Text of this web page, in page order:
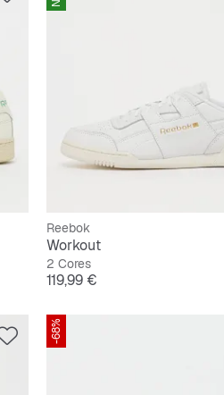
Reebok
Workout
2 Cores
Preço
119,99 €
-68%